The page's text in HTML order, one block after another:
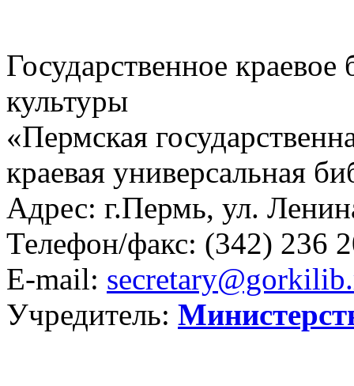
Государственное
культуры
«Пермская
краевая универсальная
Адрес: г.Пермь, ул.
Телефон/факс: (342) 236
E-mail:
Учредитель: